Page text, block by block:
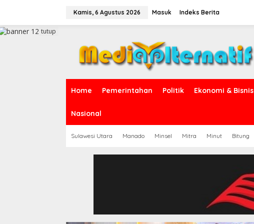
a
Kamis, 6 Agustus 2026 Masuk Indeks Berita
Home Pemerintahan Politik Ekonomi & Bisnis
Nasional
Sulawesi Utara Manado Minsel Mitra Minut Bitung
tutup